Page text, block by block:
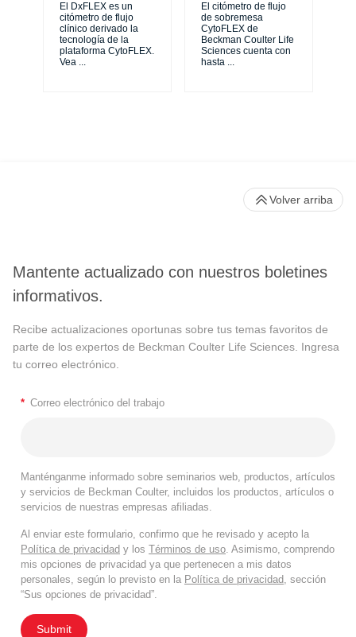
El DxFLEX es un
citómetro de flujo
clínico derivado la
tecnología de la
plataforma CytoFLEX.
Vea ...
El citómetro de flujo
de sobremesa
CytoFLEX de
Beckman Coulter Life
Sciences cuenta con
hasta ...
Mantente actualizado con nuestros boletines
informativos.
Recibe actualizaciones oportunas sobre tus temas favoritos de
parte de los expertos de Beckman Coulter Life Sciences. Ingresa
tu correo electrónico.
* Correo electrónico del trabajo
Manténganme informado sobre seminarios web, productos, artículos
y servicios de Beckman Coulter, incluidos los productos, artículos o
servicios de nuestras empresas afiliadas.
Al enviar este formulario, confirmo que he revisado y acepto la
Política de privacidad y los Términos de uso. Asimismo, comprendo
mis opciones de privacidad ya que pertenecen a mis datos
personales, según lo previsto en la Política de privacidad, sección
“Sus opciones de privacidad”.
Submit
Volver arriba